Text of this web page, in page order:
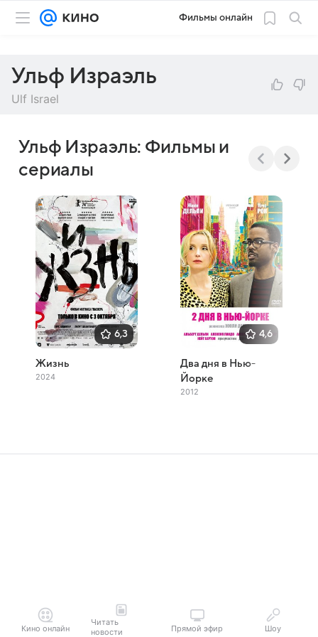
Фильмы онлайн
Ульф Израэль
Ulf Israel
Ульф Израэль: Фильмы и
сериалы
6,3
Жизнь
2024
4,6
Два дня в Нью-
Йорке
2012
Кино онлайн
Читать
новости
Прямой эфир Шоу